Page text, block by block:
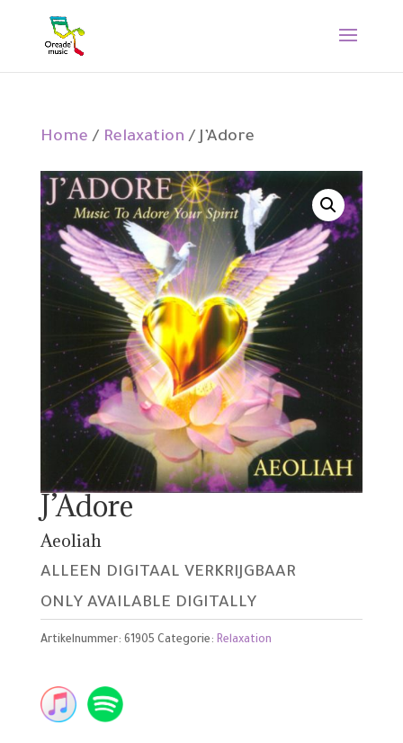
Home / Relaxation / J’Adore
J’Adore
Aeoliah
ALLEEN DIGITAAL VERKRIJGBAAR
ONLY AVAILABLE DIGITALLY
Artikelnummer: 61905 Categorie: Relaxation